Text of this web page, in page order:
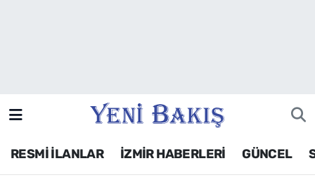
RESMİ İLANLAR İZMİR HABERLERİ GÜNCEL
Siyaset